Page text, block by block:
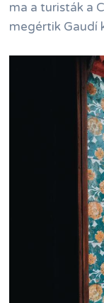
ma a turisták a
megértik Gaudí